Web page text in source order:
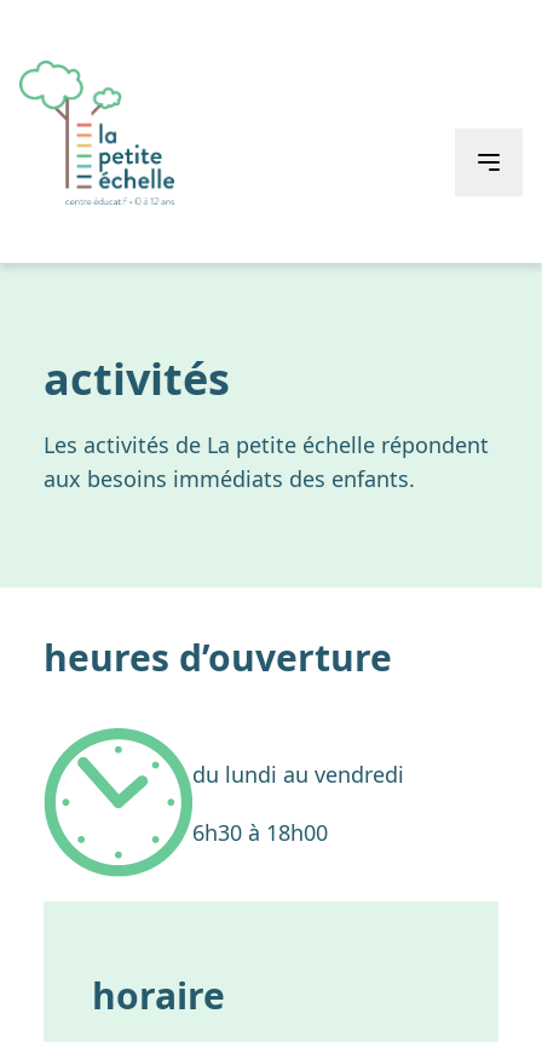
activités
Les activités de La petite échelle répondent
aux besoins immédiats des enfants.
heures d’ouverture
du lundi au vendredi
6h30 à 18h00
horaire